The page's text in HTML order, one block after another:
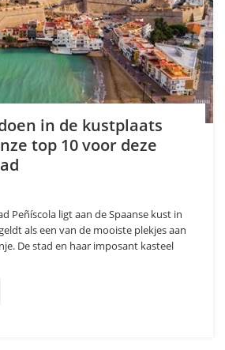
in de kustplaats
top 10 voor deze
Peñíscola ligt aan de Spaanse kust in
als een van de mooiste plekjes aan
De stad en haar imposant kasteel